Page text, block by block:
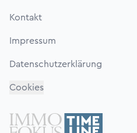
Kontakt
Impressum
Datenschutzerklärung
Cookies